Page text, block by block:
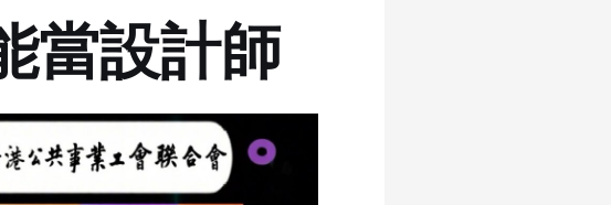
當設計師